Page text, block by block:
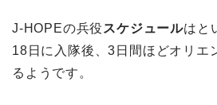
J-HOPEの兵役 スケジュールはと
18日に入隊後、3日間ほどオリエ
るようです。